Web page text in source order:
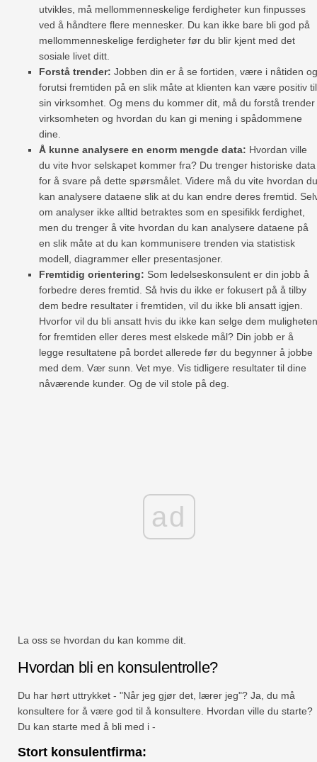
utvikles, må mellommenneskelige ferdigheter kun finpusses
ved å håndtere flere mennesker. Du kan ikke bare bli god på
mellommenneskelige ferdigheter før du blir kjent med det
sosiale livet ditt.
Forstå trender: Jobben din er å se fortiden, være i nåtiden og
forutsi fremtiden på en slik måte at klienten kan være positiv til
sin virksomhet. Og mens du kommer dit, må du forstå trender
virksomheten og hvordan du kan gi mening i spådommene
dine.
Å kunne analysere en enorm mengde data: Hvordan ville
du vite hvor selskapet kommer fra? Du trenger historiske data
for å svare på dette spørsmålet. Videre må du vite hvordan du
kan analysere dataene slik at du kan endre deres fremtid.
om analyser ikke alltid betraktes som en spesifikk ferdighet,
men du trenger å vite hvordan du kan analysere dataene på
en slik måte at du kan kommunisere trenden via statistisk
modell, diagrammer eller presentasjoner.
Fremtidig orientering: Som ledelseskonsulent er din jobb å
forbedre deres fremtid. Så hvis du ikke er fokusert på å tilby
dem bedre resultater i fremtiden, vil du ikke bli ansatt igjen.
Hvorfor vil du bli ansatt hvis du ikke kan selge dem muligheten
for fremtiden eller deres mest elskede mål? Din jobb er å
legge resultatene på bordet allerede før du begynner å jobbe
med dem. Vær sunn. Vet mye. Vis tidligere resultater til dine
nåværende kunder. Og de vil stole på deg.
ad
La oss se hvordan du kan komme dit.
Hvordan bli en konsulentrolle?
Du har hørt uttrykket - "Når jeg gjør det, lærer jeg"? Ja, du må
konsultere for å være god til å konsultere. Hvordan ville du starte?
Du kan starte med å bli med i -
Stort konsulentfirma: